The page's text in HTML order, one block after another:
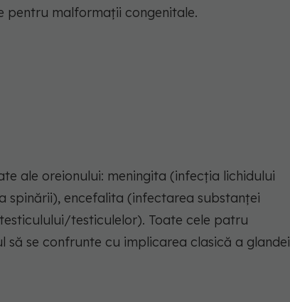
pentru malformații congenitale.
ale oreionului: meningita (infecția lichidului
spinării), encefalita (infectarea substanței
testiculelor). Toate cele patru
se confrunte cu implicarea clasică a glandei